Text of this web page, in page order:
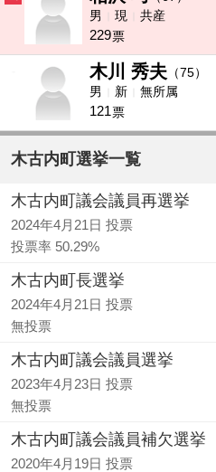
男
現 共産
229票
木川 秀夫 （75）
男
新 無所属
121票
木古内町選挙一覧
木古内町議会議員再選挙
2024年4月21日 投票
投票率 50.29%
木古内町長選挙
2024年4月21日 投票
無投票
木古内町議会議員選挙
2023年4月23日 投票
無投票
木古内町議会議員補欠選挙
2020年4月19日 投票